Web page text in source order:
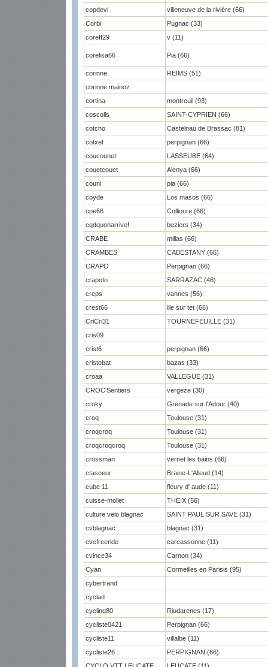
copdevi
villeneuve de la riviére (66)
Corbi
Pugnac (33)
coreff29
v (11)
corelisa66 Pia (66)
corinne
REIMS (51)
corinne mainoz
cortina
montreuil (93)
coscolls
SAINT-CYPRIEN (66)
cotcho
Castelnau de Brassac (81)
cotxet
perpignan (66)
coucounet
LASSEUBE (64)
couetcouet
Alenya (66)
couni
pia (66)
coyde
Los masos (66)
cpe66
Collioure (66)
cqdquonarrive!
beziers (34)
CRABE
millas (66)
CRAMBES
CABESTANY (66)
CRAPO
Perpignan (66)
crapoto
SARRAZAC (46)
creps
vannes (56)
crest66
ille sur tet (66)
CriCri31
TOURNEFEUILLE (31)
cris09
crist6
perpignan (66)
cristobat
bazas (33)
croaa
VALLEGUE (31)
CROC'Sentiers
vergeze (30)
croky
Grenade sur l'Adour (40)
croq
Toulouse (31)
croqcroq
Toulouse (31)
croqcroqcroq
Toulouse (31)
crossman
vernet les bains (66)
ctasoeur
Braine-L'Alleud (14)
cube 11
fleury d' aude (11)
cuisse-mollet
THEIX (56)
culture velo blagnac
SAINT PAUL SUR SAVE (31)
cvblagnac
blagnac (31)
cvcfreeride
carcassonne (11)
cvince34
Carnon (34)
Cyan
Cormeilles en Parisis (95)
cybertrand
cyclad
cycling80
Riudarenes (17)
cycliste0421
Perpignan (66)
cycliste11
villalbe (11)
cycliste26
PERPIGNAN (66)